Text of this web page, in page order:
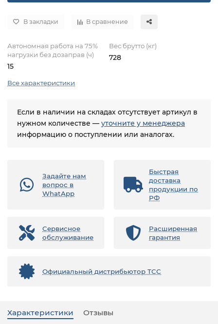
В закладки В сравнение
Автономная работа на 75%
нагрузки без дозаправ (ч)
15
Вес брутто (кг)
728
Все характеристики
Если в наличии на складах отсутствует артикул в
нужном количестве — уточните у менеджера
информацию о поступлении или аналогах.
Задайте нам
вопрос в
WhatApp
Быстрая
доставка
продукции по
РФ
Сервисное
обслуживание
Расширенная
гарантия
Официальный дистрибьютор ТСС
Характеристики Отзывы